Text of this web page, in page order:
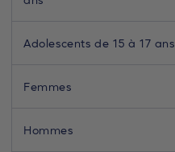
Adolescents de 15 à 17 ans
Femmes
Hommes